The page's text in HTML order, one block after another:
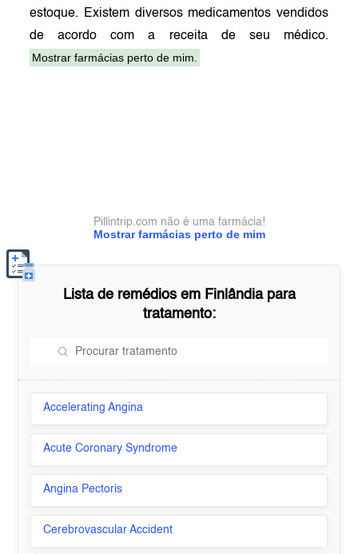
estoque. Existem diversos medicamentos vendidos
de acordo com a receita de seu médico.
Mostrar farmácias perto de mim.
Mostrar farmácias perto de mim
Pillintrip.com não é uma farmácia!
Lista de remédios em Finlândiapara
tratamento:
Accelerating Angina
Acute Coronary Syndrome
Angina Pectoris
Cerebrovascular Accident